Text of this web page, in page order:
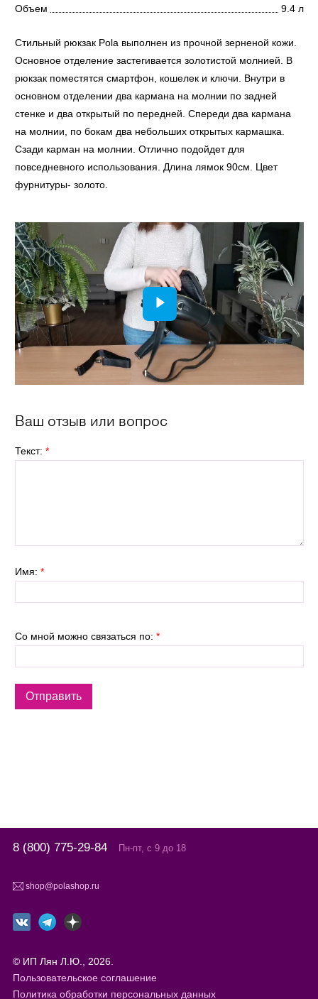
Объем 9.4 л
Стильный рюкзак Pola выполнен из прочной зерненой кожи.
Основное отделение застегивается золотистой молнией. В
рюкзак поместятся смартфон, кошелек и ключи. Внутри в
основном отделении два кармана на молнии по задней
стенке и два открытый по передней. Спереди два кармана
на молнии, по бокам два небольших открытых кармашка.
Сзади карман на молнии. Отлично подойдет для
повседневного использования. Длина лямок 90см. Цвет
фурнитуры- золото.
Ваш отзыв или вопрос
Текст: *
Имя: *
Со мной можно связаться по: *
8 (800) 775-29-84 Пн-пт, с 9 до 18
shop@polashop.ru
© ИП Лян Л.Ю., 2026.
Пользовательское соглашение
Политика обработки персональных данных